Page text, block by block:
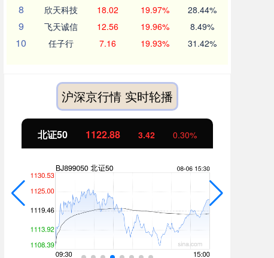
8 欣天科技 18.02 19.97% 28.44%
9 飞天诚信 12.56 19.96% 8.49%
10 任子行 7.16 19.93% 31.42%
沪深京行情 实时轮播
北证50 1122.88 3.42 0.30%